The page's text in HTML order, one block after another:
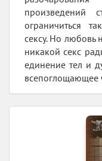
произведений
ограничиться
сексу. Но любовь
никакой секс
единение тел и
всепоглощающее